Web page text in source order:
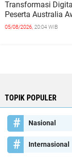
Transformasi
Peserta Australia
05/08/2026, 20:04 WIB
TOPIK POPULER
Nasional
Internasional